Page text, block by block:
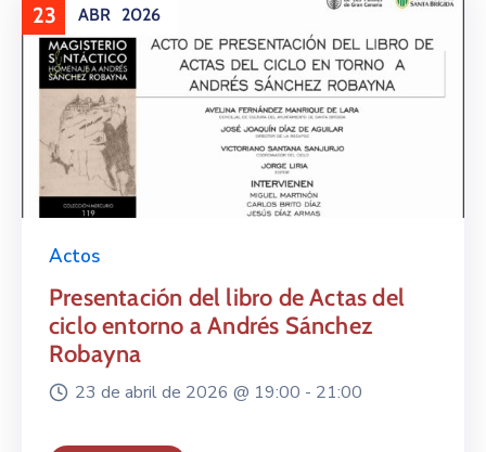
23 ABR 2026
Actos
Presentación del libro de Actas del
ciclo entorno a Andrés Sánchez
Robayna
23 de abril de 2026 @ 19:00 - 21:00